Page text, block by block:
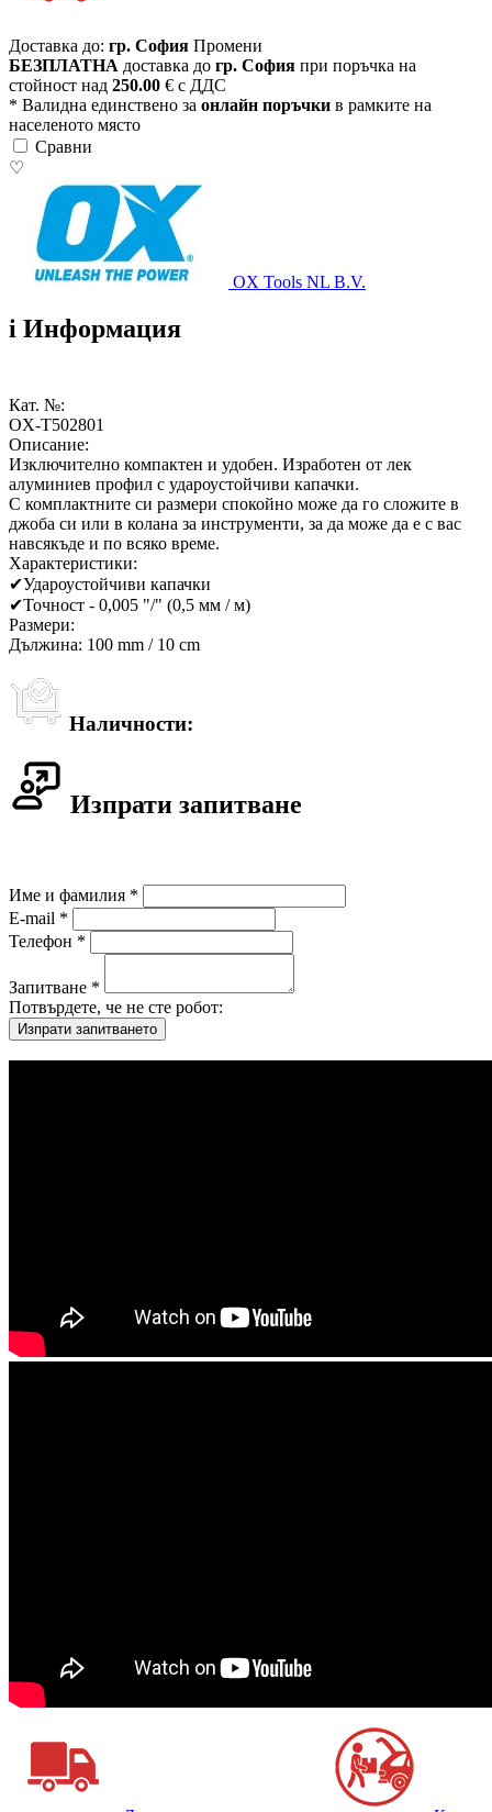
Доставка до: гр. София Промени
БЕЗПЛАТНА доставка до гр. София при поръчка на
стойност над 250.00 € с ДДС
* Валидна единствено за онлайн поръчки в рамките на
населеното място
Сравни
♡
OX Tools NL B.V.
i Информация
Кат. №:
OX-T502801
Описание:
Изключително компактен и удобен. Изработен от лек
алуминиев профил с удароустойчиви капачки.
С комплактните си размери спокойно може да го сложите в
джоба си или в колана за инструменти, за да може да е с вас
навсякъде и по всяко време.
Характеристики:
✔Удароустойчиви капачки
✔Точност - 0,005 "/" (0,5 мм / м)
Размери:
Дължина: 100 mm / 10 cm
Наличности:
Изпрати запитване
Име и фамилия *
E-mail *
Телефон *
Запитване *
Потвърдете, че не сте робот: